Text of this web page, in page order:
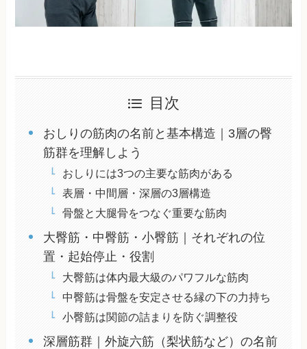
目次
おしりの筋肉の名前と基本構造｜3層の臀
筋群を理解しよう
おしりには3つの主要な筋肉がある
表層・中間層・深層の3層構造
骨盤と大腿骨をつなぐ重要な筋肉
大臀筋・中臀筋・小臀筋｜それぞれの位
置・起始停止・役割
大臀筋は体内最大級のパワフルな筋肉
中臀筋は骨盤を安定させる縁の下の力持ち
小臀筋は関節の詰まりを防ぐ調整役
深層筋群｜外旋六筋（梨状筋など）の名前